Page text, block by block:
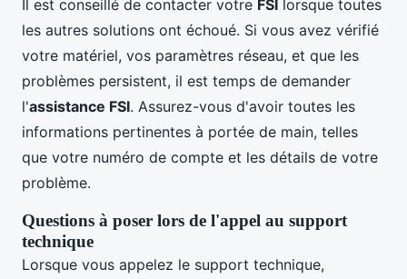
Il est conseillé de contacter votre FSI lorsque toutes
les autres solutions ont échoué. Si vous avez vérifié
votre matériel, vos paramètres réseau, et que les
problèmes persistent, il est temps de demander
l'assistance FSI. Assurez-vous d'avoir toutes les
informations pertinentes à portée de main, telles
que votre numéro de compte et les détails de votre
problème.
Questions à poser lors de l'appel au support
technique
Lorsque vous appelez le support technique,